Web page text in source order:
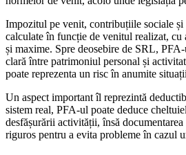
Impozitul pe venit, contribuțiile sociale și
calculate în funcție de venitul realizat,
și maxime. Spre deosebire de SRL,
clară între patrimoniul personal și
poate reprezenta un risc în anumite
Un aspect important îl reprezintă
sistem real, PFA-ul poate deduce
desfășurării activității, însă documentarea
riguros pentru a evita probleme în cazul